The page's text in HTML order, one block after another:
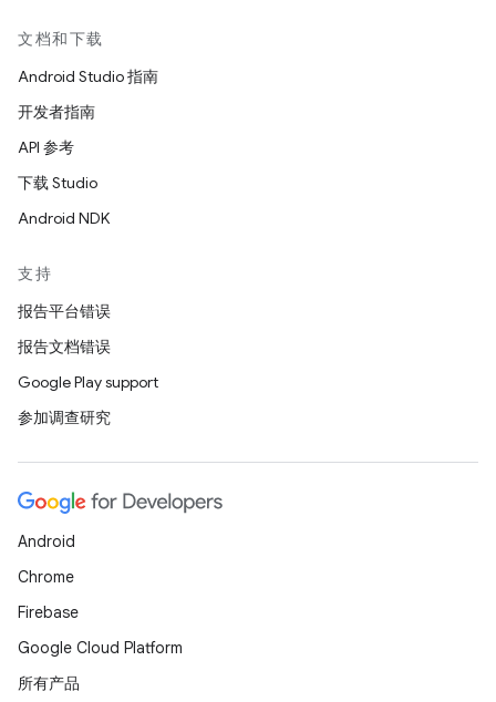
文档和下载
Android Studio 指南
开发者指南
API 参考
下载 Studio
Android NDK
支持
报告平台错误
报告文档错误
Google Play support
参加调查研究
Android
Chrome
Firebase
Google Cloud Platform
所有产品